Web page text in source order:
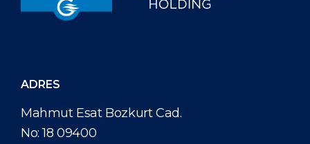
ADRES
Mahmut Esat Bozkurt Cad.
No: 18 09400